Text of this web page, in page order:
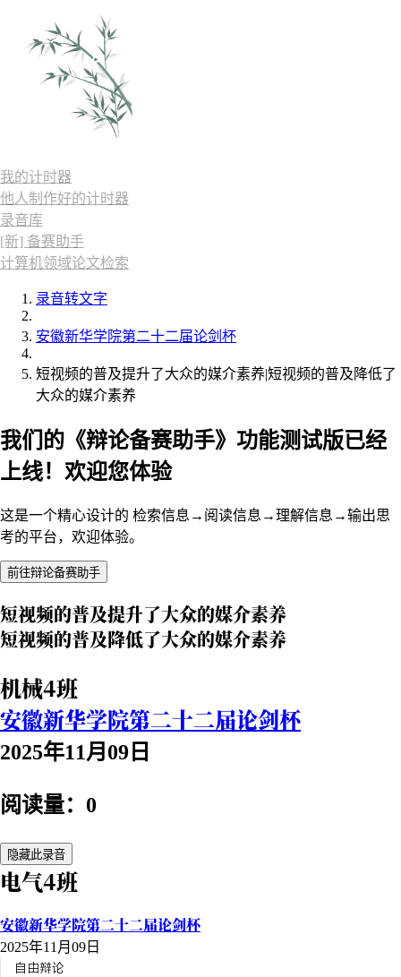
我的计时器
他人制作好的计时器
录音库
[新] 备赛助手
计算机领域论文检索
录音转文字
安徽新华学院第二十二届论剑杯
短视频的普及提升了大众的媒介素养|短视频的普及降低了
大众的媒介素养
我们的《辩论备赛助手》功能测试版已经
上线！欢迎您体验
这是一个精心设计的 检索信息→阅读信息→理解信息→输出思
考的平台，欢迎体验。
前往辩论备赛助手
短视频的普及提升了大众的媒介素养
短视频的普及降低了大众的媒介素养
机械4班
安徽新华学院第二十二届论剑杯
2025年11月09日
阅读量：0
隐藏此录音
电气4班
安徽新华学院第二十二届论剑杯
2025年11月09日
自由辩论